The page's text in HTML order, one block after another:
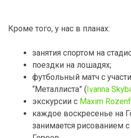
Кроме того, у нас в планах:
занятия спортом на
поездки на лошадях;
футбольный матч с
“Металлиста” ( Ivanna
экскурсии с Maxim
каждое воскресенье на
занимается рисованием